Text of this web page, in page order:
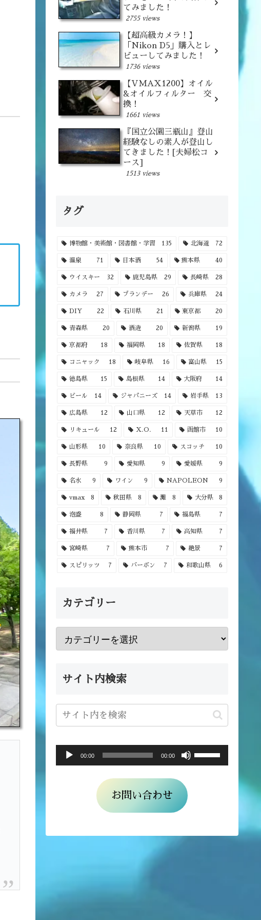
てみました！
2755 views
【超高級カメラ！】
「Nikon D5」購入とレ
ビューしてみました！
1736 views
【VMAX1200】オイル
&オイルフィルター 交
換！
1661 views
『国立公園三瓶山』登山
経験なしの素人が登山し
てきました！[夫婦松コ
ース]
1513 views
タグ
博物館・美術館・図書館・学習 135 北海道 72
温泉 71 日本酒 54 熊本県 40
ウイスキー 32 鹿児島県 29 長崎県 28
カメラ 27 ブランデー 26 兵庫県 24
DIY 22 石川県 21 東京都 20
青森県 20 酒造 20 新潟県 19
京都府 18 福岡県 18 佐賀県 18
コニャック 18 岐阜県 16 富山県 15
徳島県 15 島根県 14 大阪府 14
ビール 14 ジャパニーズ 14 岩手県 13
広島県 12 山口県 12 天草市 12
リキュール 12 X.O. 11 函館市 10
山形県 10 奈良県 10 スコッチ 10
長野県 9 愛知県 9 愛媛県 9
名水 9 ワイン 9 NAPOLEON 9
vmax 8 秋田県 8 灘 8 大分県 8
泡盛 8 静岡県 7 福島県 7
福井県 7 香川県 7 高知県 7
宮崎県 7 熊本市 7 絶景 7
スピリッツ 7 バーボン 7 和歌山県 6
カテゴリー
サイト内検索
ヤ
00:00 00:00
ボ
リ
調
お問い合わせ